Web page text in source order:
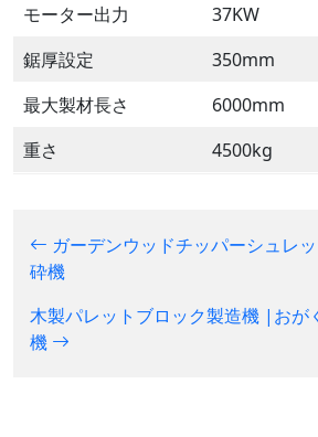
モーター出力
37KW
鋸厚設定
350mm
最大製材長さ
6000mm
重さ
4500kg
ガーデンウッドチッパーシュレ
砕機
木製パレットブロック製造機 |おが
機